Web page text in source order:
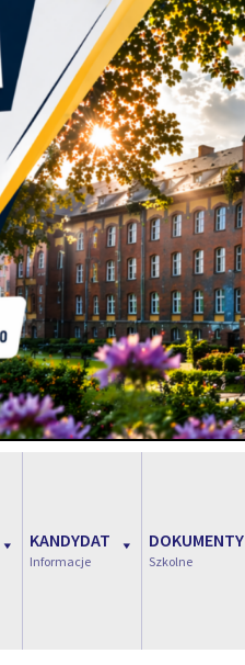
KANDYDAT
Informacje
DOKUMENTY
Szkolne